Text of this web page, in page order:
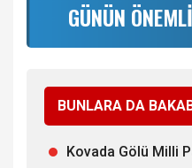
GÜNÜN
BUNLARA DA
Kovada Gölü Milli